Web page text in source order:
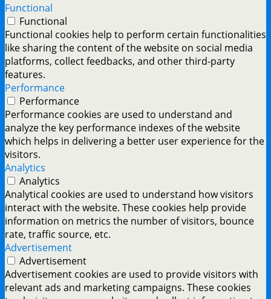
Functional
Functional
Functional cookies help to perform certain functionalities
like sharing the content of the website on social media
platforms, collect feedbacks, and other third-party
features.
Performance
Performance
Performance cookies are used to understand and
analyze the key performance indexes of the website
which helps in delivering a better user experience for the
visitors.
Analytics
Analytics
Analytical cookies are used to understand how visitors
interact with the website. These cookies help provide
information on metrics the number of visitors, bounce
rate, traffic source, etc.
Advertisement
Advertisement
Advertisement cookies are used to provide visitors with
relevant ads and marketing campaigns. These cookies